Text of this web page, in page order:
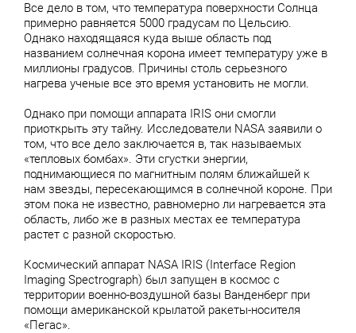
Все дело в том, что температура поверхности Солнца
примерно равняется 5000 градусам по Цельсию.
Однако находящаяся куда выше область под
названием солнечная корона имеет температуру уже в
миллионы градусов. Причины столь серьезного
нагрева ученые все это время установить не могли.
Однако при помощи аппарата IRIS они смогли
приоткрыть эту тайну. Исследователи NASA заявили о
том, что все дело заключается в, так называемых
«тепловых бомбах». Эти сгустки энергии,
поднимающиеся по магнитным полям ближайшей к
нам звезды, пересекающимся в солнечной короне. При
этом пока не известно, равномерно ли нагревается эта
область, либо же в разных местах ее температура
растет с разной скоростью.
Космический аппарат NASA IRIS (Interface Region
Imaging Spectrograph) был запущен в космос с
территории военно-воздушной базы Ванденберг при
помощи американской крылатой ракеты-носителя
«Пегас».